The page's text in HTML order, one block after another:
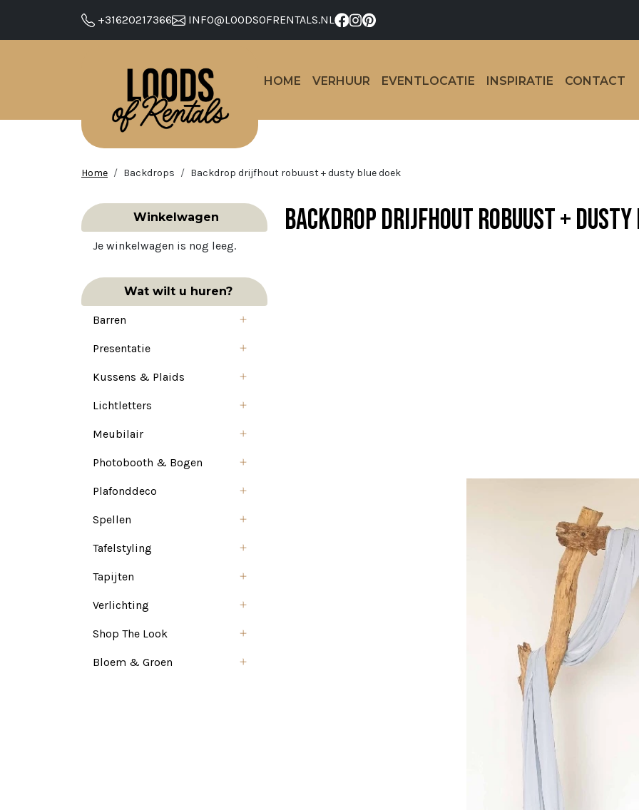
+31620217366 INFO@LOODSOFRENTALS.NL
HOME VERHUUR EVENTLOCATIE INSPIRATIE CONTACT
Home Backdrops Backdrop drijfhout robuust + dusty blue doek
Winkelwagen
Je winkelwagen is nog leeg.
Wat wilt u huren?
Barren
Presentatie
Kussens & Plaids
Lichtletters
Meubilair
Photobooth & Bogen
Plafonddeco
Spellen
Tafelstyling
Tapijten
Verlichting
Shop The Look
Bloem & Groen
Backdrop drijfhout robuust + dusty